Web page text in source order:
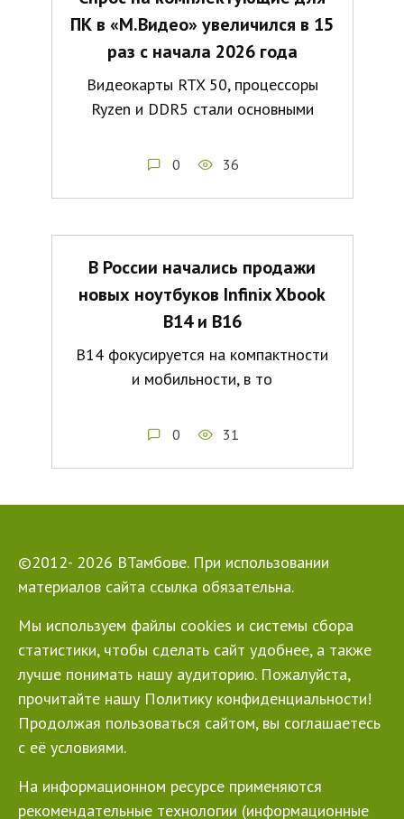
ПК в «М.Видео» увеличился в 15
раз с начала 2026 года
Видеокарты RTX 50, процессоры
Ryzen и DDR5 стали основными
0 36
В России начались продажи
новых ноутбуков Infinix Xbook
B14 и B16
B14 фокусируется на компактности
и мобильности, в то
0 31
©2012- 2026 ВТамбове. При использовании
материалов сайта ссылка обязательна.
Мы используем файлы cookies и системы сбора
статистики, чтобы сделать сайт удобнее, а также
лучше понимать нашу аудиторию. Пожалуйста,
прочитайте нашу Политику конфиденциальности!
Продолжая пользоваться сайтом, вы соглашаетесь
с её условиями.
На информационном ресурсе применяются
рекомендательные технологии (информационные